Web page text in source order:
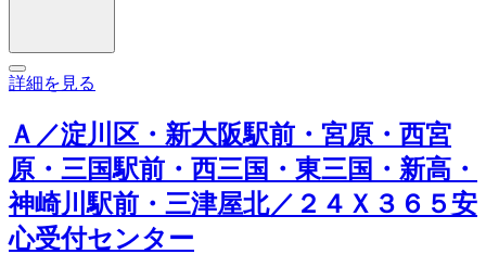
詳細を見る
Ａ／淀川区・新大阪駅前・宮原・西宮
原・三国駅前・西三国・東三国・新高・
神崎川駅前・三津屋北／２４Ｘ３６５安
心受付センター